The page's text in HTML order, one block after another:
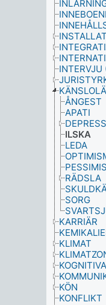
INTERVJU
ÅNGEST
APATI
ILSKA
LEDA
RÄDSLA
SORG
KARRIÄR
KLIMAT
KÖN
KONFLIKT